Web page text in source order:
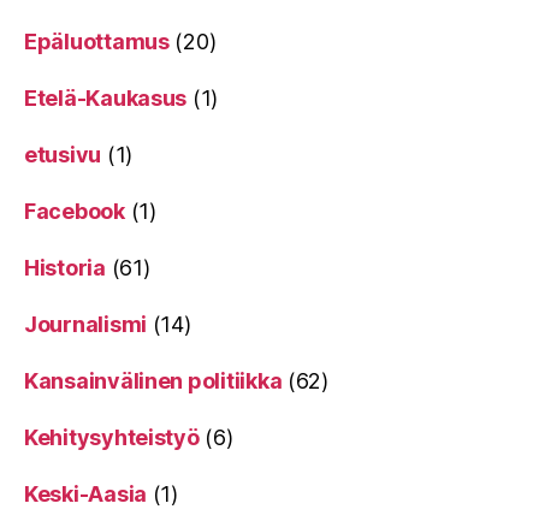
Epäluottamus(20)
Etelä-Kaukasus (1)
etusivu (1)
Facebook(1)
Historia (61)
Journalismi (14)
Kansainvälinen politiikka (62)
Kehitysyhteistyö(6)
Keski-Aasia (1)